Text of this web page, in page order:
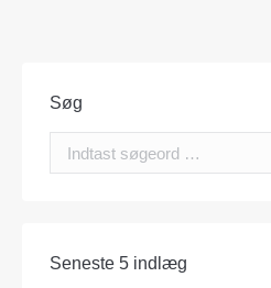
Søg
Search:
Seneste 5 indlæg